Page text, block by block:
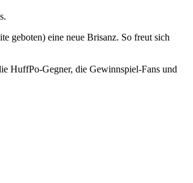
geboten) eine neue Brisanz. So freut sich
HuffPo-Gegner, die Gewinnspiel-Fans und